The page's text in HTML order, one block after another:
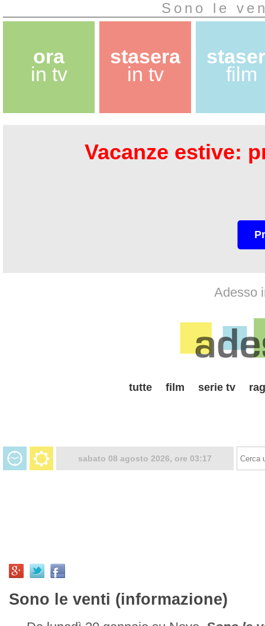
Sono le
ora
in tv
stasera
in tv
film
Vacanze estive:
Adesso
tutte film serie tv
sabato 08 agosto 2026, ore 03:17
Sono le venti (informazione)